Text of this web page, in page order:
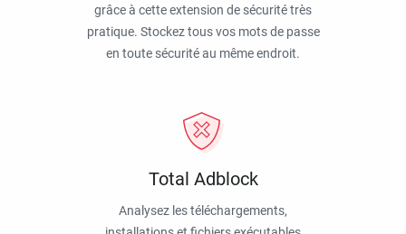
grâce à cette extension de sécurité très
pratique. Stockez tous vos mots de passe
en toute sécurité au même endroit.
Total Adblock
Analysez les téléchargements,